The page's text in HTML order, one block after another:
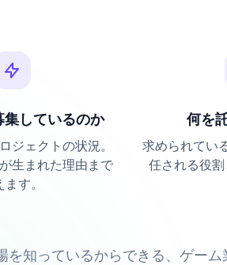
しているのか
ジェクトの状況。
生まれた理由まで
す。
何を
求められてい
任される役割
を知っているからできる、ゲー